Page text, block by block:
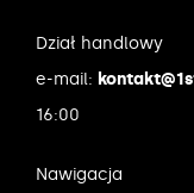
Dział handlowy
e-mail:
16:00
Nawigacja